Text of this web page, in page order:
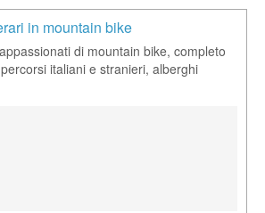
in mountain bike
di mountain bike, completo
italiani e stranieri, alberghi